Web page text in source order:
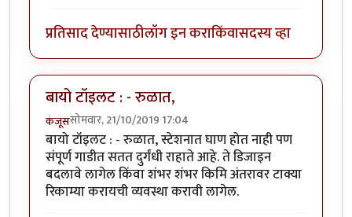
प्रतिसाद देण्यासाठीलॉग इन कराकिंवासदस्य व्हा
बायो टॉइलट : - रुळात,
कंजूससोमवार, 21/10/2019 17:04
बायो टॉइलट : - रुळात, स्टेशनात घाण होत नाही पण
संपूर्ण गाडीत सतत दुर्गंधी राहाते आहे. ते डिजाइन
बदलावे लागेल किंवा शंभर शंभर किमि अंतरावर टाक्या
रिकाम्या करायची व्यवस्था करावी लागेल.